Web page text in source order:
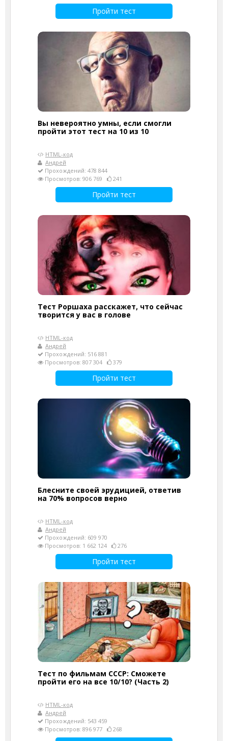
Пройти тест
Вы невероятно умны, если смогли
пройти этот тест на 10 из 10
HTML-код
Андрей
Прохождений: 478 844
Просмотров: 906 769
241
Пройти тест
Тест Роршаха расскажет, что сейчас
творится у вас в голове
HTML-код
Андрей
Прохождений: 516 881
Просмотров: 807 304
379
Пройти тест
Блесните своей эрудицией, ответив
на 70% вопросов верно
HTML-код
Андрей
Прохождений: 609 970
Просмотров: 1 662 124
276
Пройти тест
Тест по фильмам СССР: Сможете
пройти его на все 10/10? (Часть 2)
HTML-код
Андрей
Прохождений: 543 459
Просмотров: 896 977
268